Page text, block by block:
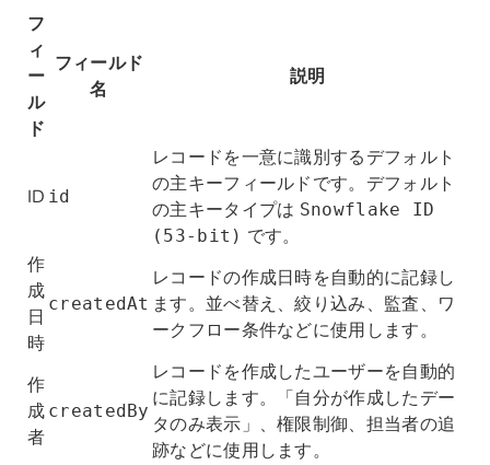
フ
ィ
ー
ル
ド
フィールド
名
説明
ID id
レコードを一意に識別するデフォルト
の主キーフィールドです。デフォルト
の主キータイプは Snowflake ID
(53-bit) です。
作
成
日
時
createdAt
レコードの作成日時を自動的に記録し
ます。並べ替え、絞り込み、監査、ワ
ークフロー条件などに使用します。
作
成
者
createdBy
レコードを作成したユーザーを自動的
に記録します。「自分が作成したデー
タのみ表示」、権限制御、担当者の追
跡などに使用します。